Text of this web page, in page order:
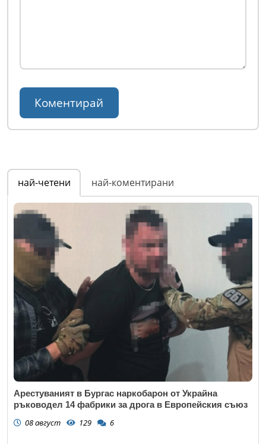
най-четени най-коментирани
Арестуваният в Бургас наркобарон от Украйна
ръководел 14 фабрики за дрога в Европейския съюз
08 август 129 6